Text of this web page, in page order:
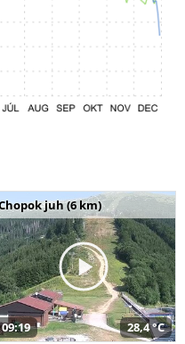
juh (6 km)
09:19 28,4 °C